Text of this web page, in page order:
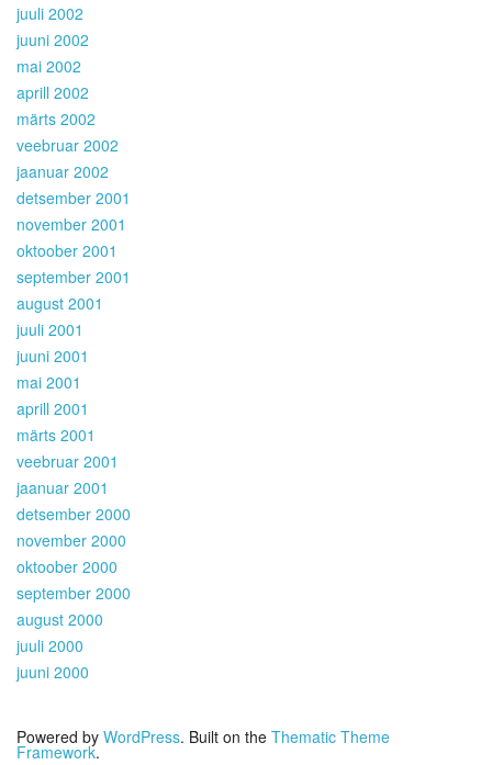
juuli 2002
juuni 2002
mai 2002
aprill 2002
märts 2002
veebruar 2002
jaanuar 2002
detsember 2001
november 2001
oktoober 2001
september 2001
august 2001
juuli 2001
juuni 2001
mai 2001
aprill 2001
märts 2001
veebruar 2001
jaanuar 2001
detsember 2000
november 2000
oktoober 2000
september 2000
august 2000
juuli 2000
juuni 2000
Powered by WordPress. Built on the Thematic Theme
Framework.